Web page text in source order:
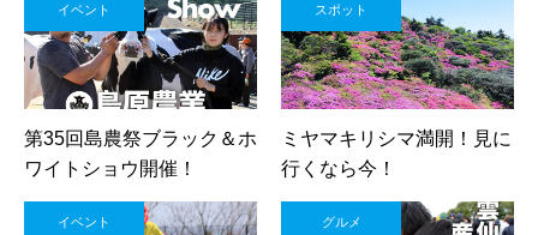
イベント
第35回島農祭ブラック＆ホ
ワイトショウ開催！
スポット
ミヤマキリシマ満開！見に
行くなら今！
イベント グルメ